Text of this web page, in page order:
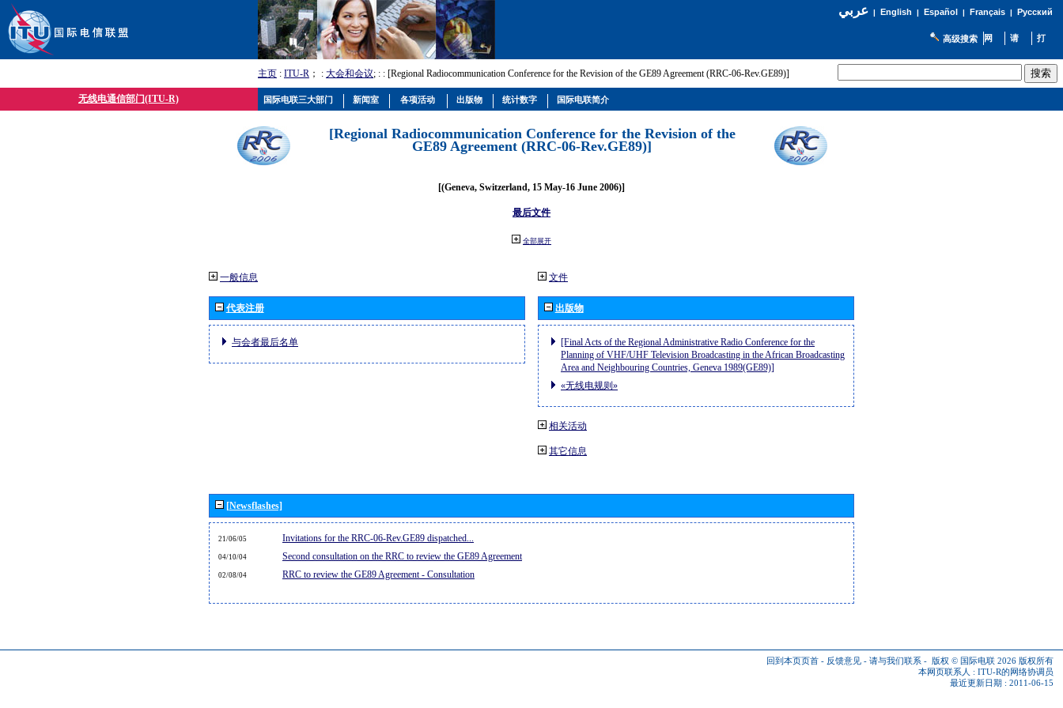
عربي| English | Español | Français| Русский
高级搜索
主页 : ITU-R ； : 大会和会议; : : [Regional Radiocommunication Conference for the Revision of the GE89 Agreement (RRC-06-Rev.GE89)]
无线电通信部门(ITU-R)
[Regional Radiocommunication Conference for the Revision of the
GE89 Agreement (RRC-06-Rev.GE89)]
[(Geneva, Switzerland, 15 May-16 June 2006)]
最后文件
全部展开
一般信息
代表注册
与会者最后名单
文件
出版物
[Final Acts of the Regional Administrative Radio Conference for the
Planning of VHF/UHF Television Broadcasting in the African Broadcasting
Area and Neighbouring Countries, Geneva 1989(GE89)]
«无线电规则»
相关活动
其它信息
[Newsflashes]
21/06/05 Invitations for the RRC-06-Rev.GE89 dispatched...
04/10/04 Second consultation on the RRC to review the GE89 Agreement
02/08/04 RRC to review the GE89 Agreement - Consultation
回到本页页首 - 反馈意见 - 请与我们联系 - 版权 © 国际电联 2026 版权所有
本网页联系人 : ITU-R的网络协调员
最近更新日期 : 2011-06-15
国际电联三大部门 新闻室 各项活动 出版物 统计数字 国际电联简介